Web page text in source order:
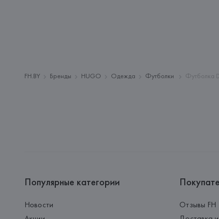
FH.BY Бренды HUGO Одежда Футболки Футболка
Популярные категории
Новости
Отзывы FH